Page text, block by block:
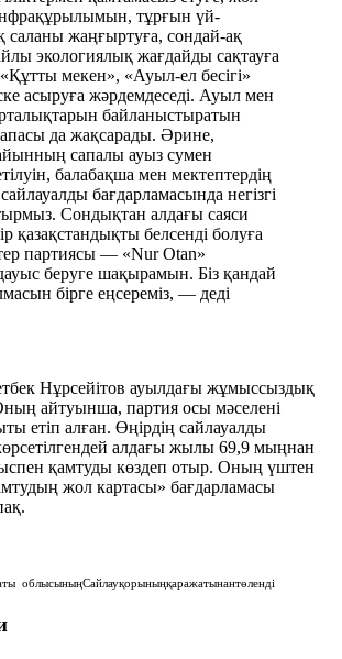
тұрғын үй-
саланы жаңғыртуға, сондай-ақ
экологиялық жағдайды сақтауға
мекен», «Ауыл-ел бесігі»
асыруға жәрдемдеседі. Ауыл мен
байланыстыратын
да жақсарады. Әрине,
сапалы ауыз сумен
балабақша мен мектептердің
бағдарламасында негізгі
Сондықтан алдағы саяси
қазақстандықты белсенді болуға
партиясы — «Nur Otan»
беруге шақырамын. Біз қандай
бірге еңсереміз, — деді
Нұрсейітов ауылдағы жұмыссыздық
айтуынша, партия осы мәселені
етіп алған. Өңірдің сайлауалды
алдағы жылы 69,9 мыңнан
қамтуды көздеп отыр. Оның үштен
жол картасы» бағдарламасы
облысыныңСайлауқорыныңқаражатынантөленді